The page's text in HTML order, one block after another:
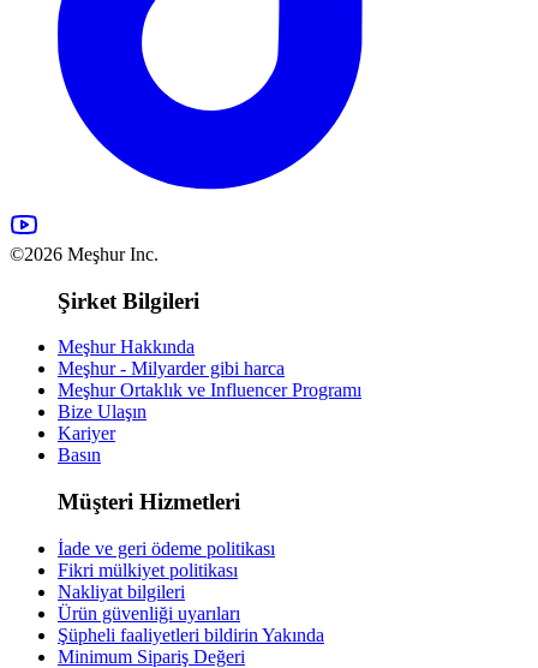
©2026 Meşhur Inc.
Şirket Bilgileri
Meşhur Hakkında
Meşhur - Milyarder gibi harca
Meşhur Ortaklık ve Influencer Programı
Bize Ulaşın
Kariyer
Basın
Müşteri Hizmetleri
İade ve geri ödeme politikası
Fikri mülkiyet politikası
Nakliyat bilgileri
Ürün güvenliği uyarıları
Şüpheli faaliyetleri bildirin Yakında
Minimum Sipariş Değeri